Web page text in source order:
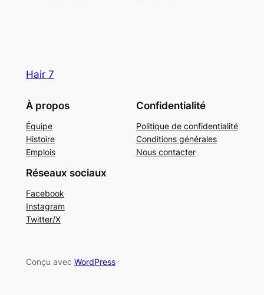
Hair 7
À propos
Équipe
Histoire
Emplois
Confidentialité
Politique de confidentialité
Conditions générales
Nous contacter
Réseaux sociaux
Facebook
Instagram
Twitter/X
Conçu avec WordPress